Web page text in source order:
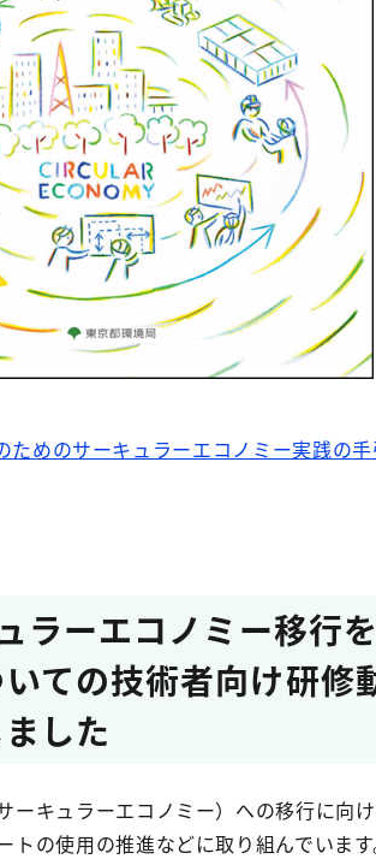
ためのサーキュラーエコノミー実践の手
ラーエコノミー移行
ての技術者向け研修
した
キュラーエコノミー）への移行に向
の使用の推進などに取り組んでいます